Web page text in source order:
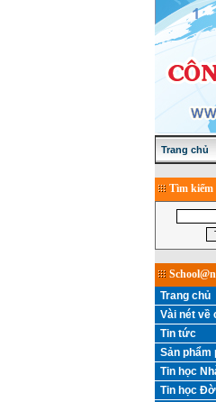
Trang chủ
Tìm kiếm
Trang chủ
Vài nét về
Tin tức
Sản phẩm
Tin học
Tin học